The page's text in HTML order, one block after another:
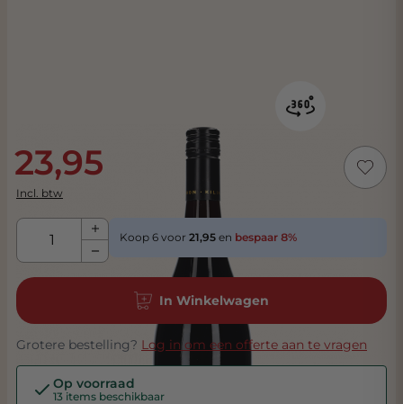
23,95
Incl. btw
Aantal
Koop 6 voor 21,95 en bespaar 8%
In Winkelwagen
Grotere bestelling? Log in om een offerte aan te vragen
Op voorraad
13 items beschikbaar